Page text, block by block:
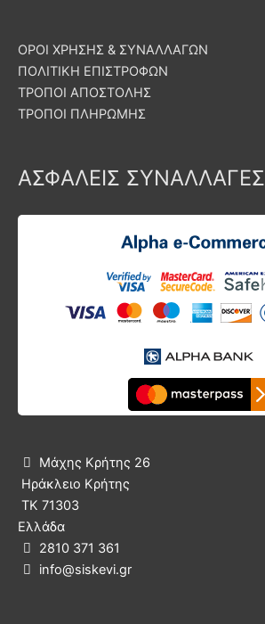
ΟΡΟΙ ΧΡΗΣΗΣ & ΣΥΝΑΛΛΑΓΩΝ
ΠΟΛΙΤΙΚΗ ΕΠΙΣΤΡΟΦΩΝ
ΤΡΟΠΟΙ ΑΠΟΣΤΟΛΗΣ
ΤΡΟΠΟΙ ΠΛΗΡΩΜΗΣ
ΑΣΦΑΛΕΙΣ ΣΥΝΑΛΛΑΓΕΣ

Μάχης Κρήτης 26
Ηράκλειο Κρήτης
ΤΚ 71303
Ελλάδα
 2810 371 361
 info@siskevi.gr